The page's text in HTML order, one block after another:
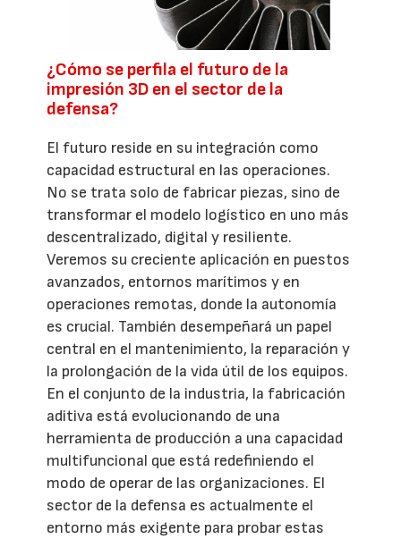
¿Cómo se perfila el futuro de la
impresión 3D en el sector de la
defensa?
El futuro reside en su integración como
capacidad estructural en las operaciones.
No se trata solo de fabricar piezas, sino de
transformar el modelo logístico en uno más
descentralizado, digital y resiliente.
Veremos su creciente aplicación en puestos
avanzados, entornos marítimos y en
operaciones remotas, donde la autonomía
es crucial. También desempeñará un papel
central en el mantenimiento, la reparación y
la prolongación de la vida útil de los equipos.
En el conjunto de la industria, la fabricación
aditiva está evolucionando de una
herramienta de producción a una capacidad
multifuncional que está redefiniendo el
modo de operar de las organizaciones. El
sector de la defensa es actualmente el
entorno más exigente para probar estas